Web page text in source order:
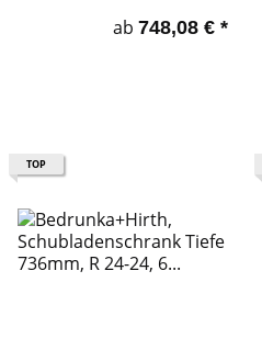
ab 748,08 € *
TOP